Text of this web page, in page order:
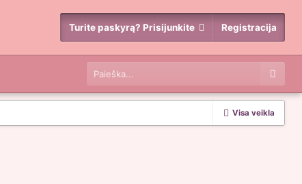
Turite paskyrą? Prisijunkite Registracija
Visa veikla